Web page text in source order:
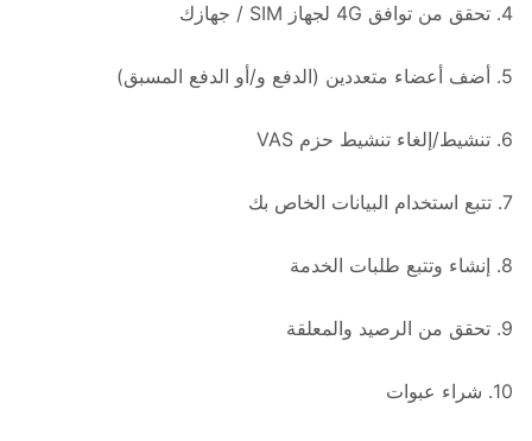
4. تحقق من توافق 4G لجهاز SIM / جهازك
5. أضف أعضاء متعددين (الدفع و/أو الدفع المسبق)
6. تنشيط/إلغاء تنشيط حزم VAS
7. تتبع استخدام البيانات الخاص بك
8. إنشاء وتتبع طلبات الخدمة
9. تحقق من الرصيد والمعلقة
10. شراء عبوات